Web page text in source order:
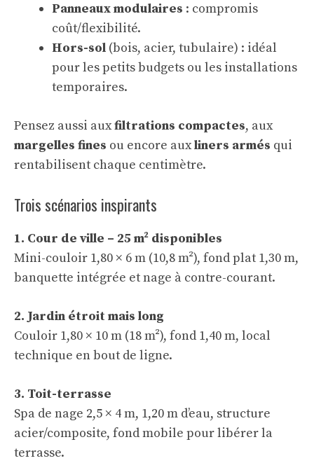
Panneaux modulaires : compromis
coût/flexibilité.
Hors-sol (bois, acier, tubulaire) : idéal
pour les petits budgets ou les installations
temporaires.
Pensez aussi auxfiltrations compactes, aux
margelles fines ou encore auxliners armés qui
rentabilisent chaque centimètre.
Trois scénarios inspirants
1. Cour de ville – 25 m² disponibles
Mini-couloir 1,80 × 6 m (10,8 m²), fond plat 1,30 m,
banquette intégrée et nage à contre-courant.
2. Jardin étroit mais long
Couloir 1,80 × 10 m (18 m²), fond 1,40 m, local
technique en bout de ligne.
3. Toit-terrasse
Spa de nage 2,5 × 4 m, 1,20 m d’eau, structure
acier/composite, fond mobile pour libérer la
terrasse.